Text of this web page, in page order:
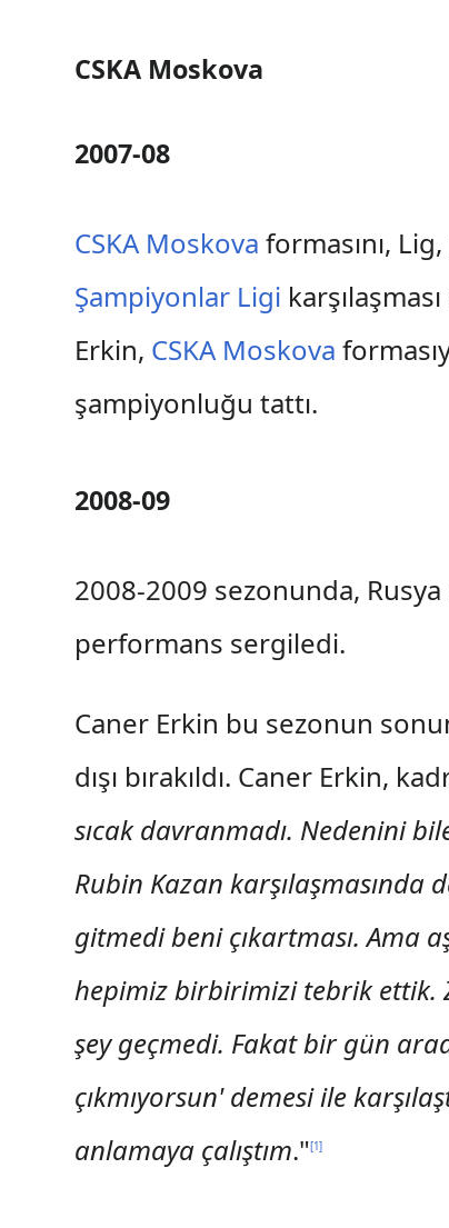
CSKA Moskova
2007-08
CSKA Moskova formasını,
Şampiyonlar Ligi
Erkin, CSKA Moskova
şampiyonluğu tattı.
2008-09
2008-2009 sezonunda,
performans sergiledi.
Caner Erkin bu sezonun
dışı bırakıldı. Caner Erkin,
sıcak davranmadı. Nedenini
Rubin Kazan
gitmedi beni çıkartması. Ama
hepimiz birbirimizi tebrik ettik.
şey geçmedi. Fakat bir gün
çıkmıyorsun' demesi ile
anlamaya çalıştım."[1]